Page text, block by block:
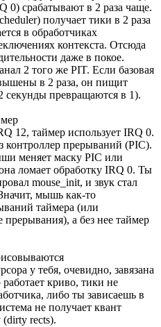
0) срабатывают в 2 раза чаще.
получает тики в 2 раза
в обработчиках
контекста. Отсюда
даже в покое.
2 того же PIT. Если базовая
в 2 раза, он пищит
секунды превращаются в 1).
12, таймер использует IRQ 0.
контроллер прерываний (PIC).
меняет маску PIC или
ломает обработку IRQ 0. Ты
mouse_init, и звук стал
мышь как-то
таймера (или
прерывания), а без нее таймер
у тебя, очевидно, завязана
криво, тики не
либо ты зависаешь в
не получает квант
rects).